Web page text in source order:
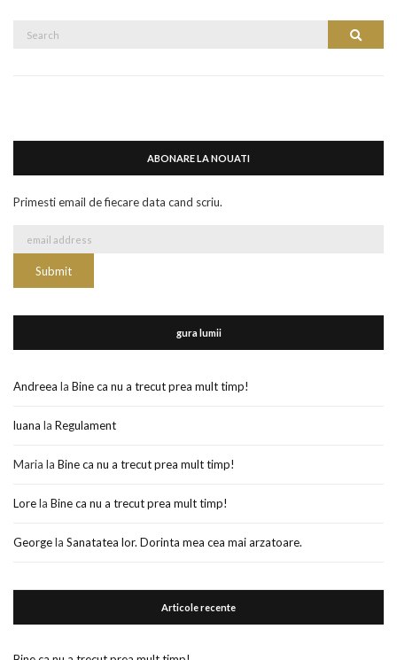
Search
ABONARE LA NOUATI
Primesti email de fiecare data cand scriu.
gura lumii
Andreea la Bine ca nu a trecut prea mult timp!
luana la Regulament
Maria la Bine ca nu a trecut prea mult timp!
Lorela Bine ca nu a trecut prea mult timp!
Georgela Sanatatea lor. Dorinta mea cea mai arzatoare.
Articole recente